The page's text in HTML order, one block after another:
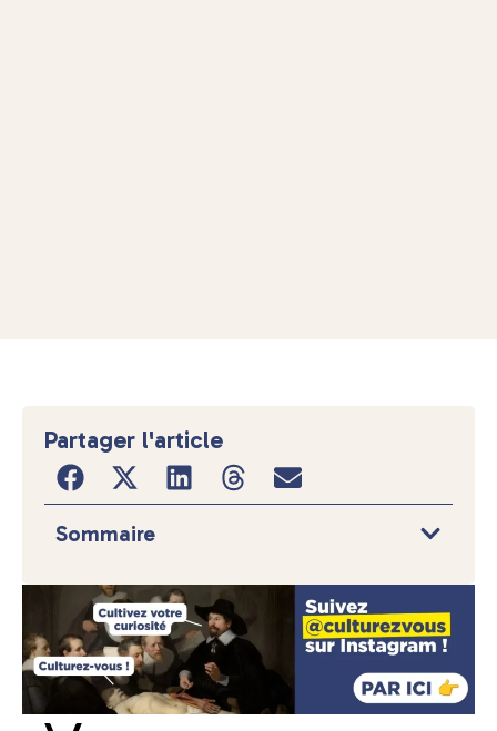
Partager l'article
Sommaire